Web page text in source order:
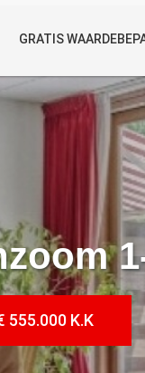
GRATIS
555.000 K.K